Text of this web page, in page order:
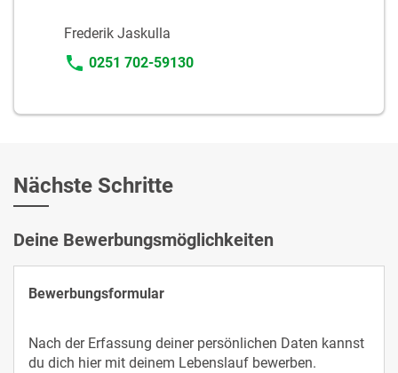
Frederik Jaskulla
0251 702-59130
Nächste Schritte
Deine Bewerbungsmöglichkeiten
Bewerbungsformular
Nach der Erfassung deiner persönlichen Daten kannst
du dich hier mit deinem Lebenslauf bewerben.